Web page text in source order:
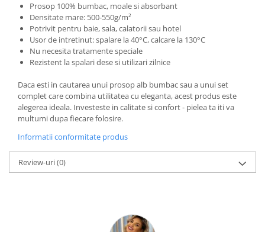
Prosop 100% bumbac, moale si absorbant
Densitate mare: 500-550g/m²
Potrivit pentru baie, sala, calatorii sau hotel
Usor de intretinut: spalare la 40°C, calcare la 130°C
Nu necesita tratamente speciale
Rezistent la spalari dese si utilizari zilnice
Daca esti in cautarea unui prosop alb bumbac sau a unui set
complet care combina utilitatea cu eleganta, acest produs este
alegerea ideala. Investeste in calitate si confort - pielea ta iti va
multumi dupa fiecare folosire.
Informatii conformitate produs
Review-uri(0)